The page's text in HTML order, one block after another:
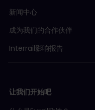
新闻中心
成为我们的合作伙伴
Interrail影响报告
让我们开始吧